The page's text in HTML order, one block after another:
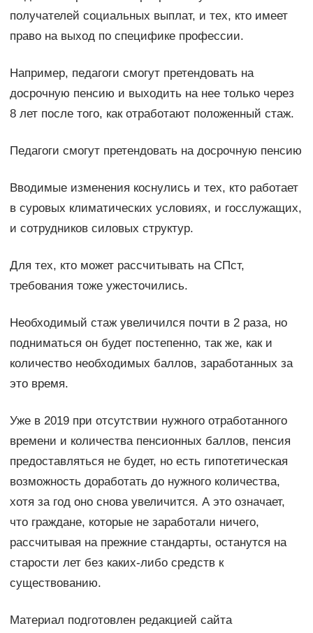
получателей социальных выплат, и тех, кто имеет
право на выход по специфике профессии.
Например, педагоги смогут претендовать на
досрочную пенсию и выходить на нее только через
8 лет после того, как отработают положенный стаж.
Педагоги смогут претендовать на досрочную пенсию
Вводимые изменения коснулись и тех, кто работает
в суровых климатических условиях, и госслужащих,
и сотрудников силовых структур.
Для тех, кто может рассчитывать на СПст,
требования тоже ужесточились.
Необходимый стаж увеличился почти в 2 раза, но
подниматься он будет постепенно, так же, как и
количество необходимых баллов, заработанных за
это время.
Уже в 2019 при отсутствии нужного отработанного
времени и количества пенсионных баллов, пенсия
предоставляться не будет, но есть гипотетическая
возможность доработать до нужного количества,
хотя за год оно снова увеличится. А это означает,
что граждане, которые не заработали ничего,
рассчитывая на прежние стандарты, останутся на
старости лет без каких-либо средств к
существованию.
Материал подготовлен редакцией сайта